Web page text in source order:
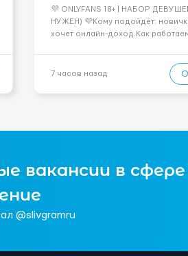
💜 ONLYFANS 18+ | НАБОР
НУЖЕН) 💜Кому подойдёт:
хочет онлайн-доход.Как
сценарии🔒 Приватность:
желанию💸 Ориентир: от $2000+
регулярно...
7 часов назад
вакансии в
@slivgramru